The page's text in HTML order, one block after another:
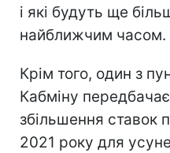
і які будуть ще
найближчим часом.
Крім того, один з
Кабміну
збільшення ставок
2021 року для